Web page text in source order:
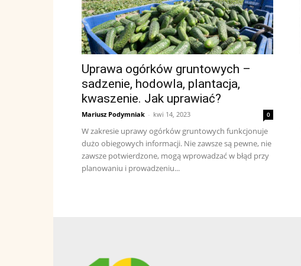
Uprawa ogórków gruntowych –
sadzenie, hodowla, plantacja,
kwaszenie. Jak uprawiać?
Mariusz Podymniak - kwi 14, 2023 0
W zakresie uprawy ogórków gruntowych funkcjonuje
dużo obiegowych informacji. Nie zawsze są pewne, nie
zawsze potwierdzone, mogą wprowadzać w błąd przy
planowaniu i prowadzeniu...